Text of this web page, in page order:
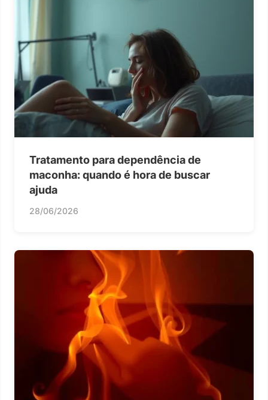
Tratamento para dependência de
maconha: quando é hora de buscar
ajuda
28/06/2026